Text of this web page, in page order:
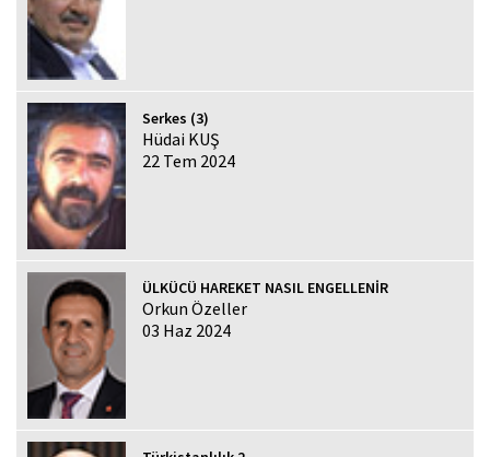
Serkes (3)
Hüdai KUŞ
22 Tem 2024
ÜLKÜCÜ HAREKET NASIL ENGELLENİR
Orkun Özeller
03 Haz 2024